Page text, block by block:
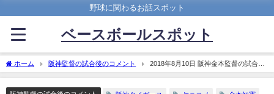
野球に関わるお話スポット
ベースボールスポット
ホーム 阪神監督の試合後のコメント
2018年8月10日 阪神金本監督の試合後
コメント(勝利) 横浜スタジアムで連勝